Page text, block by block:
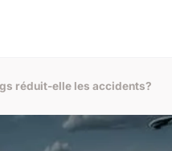
réduit-elle les accidents?